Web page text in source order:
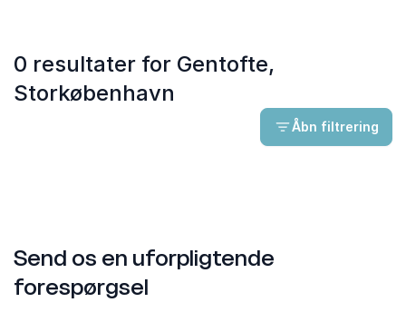
0 resultater for Gentofte,
Storkøbenhavn
Åbn filtrering
Send os en uforpligtende
forespørgsel